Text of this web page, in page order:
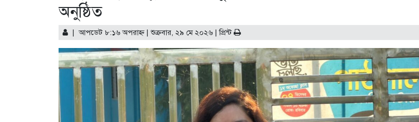
অনুষ্ঠিত
| আপডেট ৮:১৬ অপরাহ্ণ | শুক্রবার, ২৯ মে ২০২৬ |প্রিন্ট